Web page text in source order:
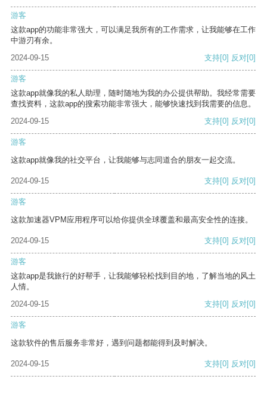
游客
这款app的功能非常强大，可以满足我所有的工作需求，让我能够在工作
中游刃有余。
2024-09-15
支持[0] 反对[0]
游客
这款app就像我的私人助理，随时随地为我的办公提供帮助。我经常需要
查找资料，这款app的搜索功能非常强大，能够快速找到我需要的信息。
2024-09-15
支持[0] 反对[0]
游客
这款app就像我的社交平台，让我能够与志同道合的朋友一起交流。
2024-09-15 支持[0] 反对[0]
游客
这款加速器VPM应用程序可以给你提供全球覆盖和最高安全性的连接。
2024-09-15 支持[0] 反对[0]
游客
这款app是我旅行的好帮手，让我能够轻松找到目的地，了解当地的风土
人情。
2024-09-15
支持[0] 反对[0]
游客
这款软件的售后服务非常好，遇到问题都能得到及时解决。
2024-09-15 支持[0] 反对[0]